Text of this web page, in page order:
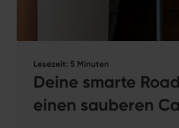
Lesezeit: 5 Minuten
Deine smarte
einen sauberen